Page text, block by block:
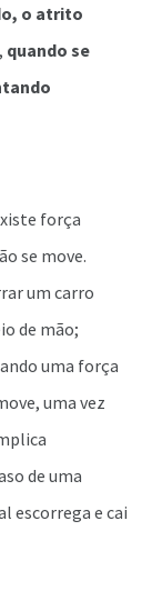
o atrito
quando se
força
se move.
um carro
de mão;
uma força
uma vez
de uma
escorrega e cai